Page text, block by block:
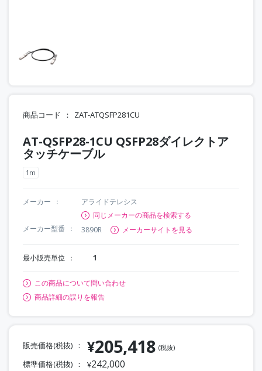
商品コード ZAT-ATQSFP281CU
AT-QSFP28-1CU QSFP28ダイレクトア
タッチケーブル
1m
メーカー
アライドテレシス
同じメーカーの商品を検索する
メーカー型番
3890R メーカーサイトを見る
最小販売単位 1
この商品について問い合わせ
商品詳細の誤りを報告
販売価格(税抜) ¥205,418 (税抜)
標準価格(税抜) ¥242,000